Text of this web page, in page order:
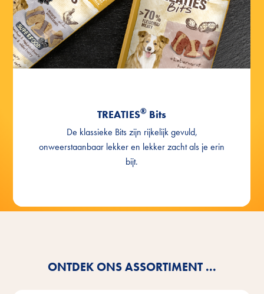
TREATIES® Bits
De klassieke Bits zijn rijkelijk gevuld,
onweerstaanbaar lekker en lekker zacht als je erin
bijt.
ONTDEK ONS ASSORTIMENT ...